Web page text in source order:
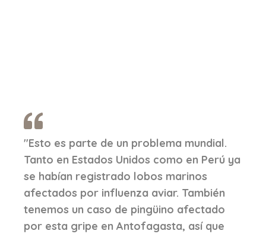
"Esto es parte de un problema mundial.
Tanto en Estados Unidos como en Perú ya
se habían registrado lobos marinos
afectados por influenza aviar. También
tenemos un caso de pingüino afectado
por esta gripe en Antofagasta, así que